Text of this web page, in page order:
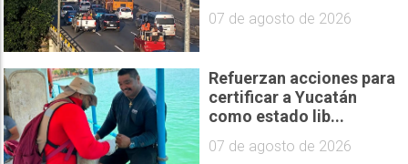
07 de agosto de 2026
Refuerzan acciones para
certificar a Yucatán
como estado lib...
07 de agosto de 2026